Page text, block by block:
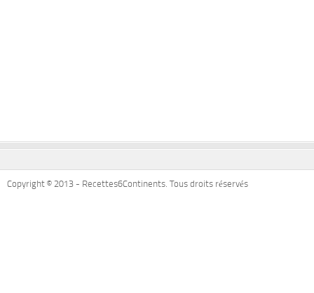
Copyright © 2013 - Recettes6Continents. Tous droits réservés